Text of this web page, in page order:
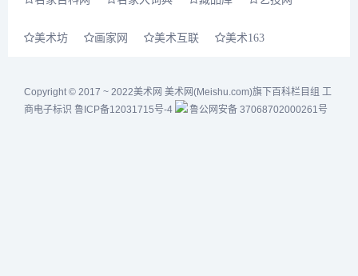
美术坊 画家网 美术互联 美术163
Copyright © 2017 ~ 2022美术网 美术网(Meishu.com)旗下百科栏目组 工
商电子标识 鲁ICP备12031715号-4 鲁公网安备 37068702000261号